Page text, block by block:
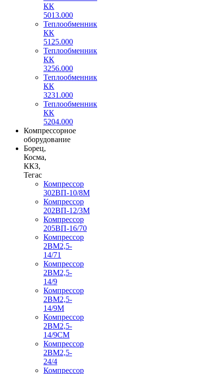
КК
5013.000
Теплообменник
КК
5125.000
Теплообменник
КК
3256.000
Теплообменник
КК
3231.000
Теплообменник
КК
5204.000
Компрессорное
оборудование
Борец,
Косма,
ККЗ,
Тегас
Компрессор
302ВП-10/8М
Компрессор
202ВП-12/3М
Компрессор
205ВП-16/70
Компрессор
2ВМ2,5-
14/71
Компрессор
2ВМ2,5-
14/9
Компрессор
2ВМ2,5-
14/9М
Компрессор
2ВМ2,5-
14/9СМ
Компрессор
2ВМ2,5-
24/4
Компрессор